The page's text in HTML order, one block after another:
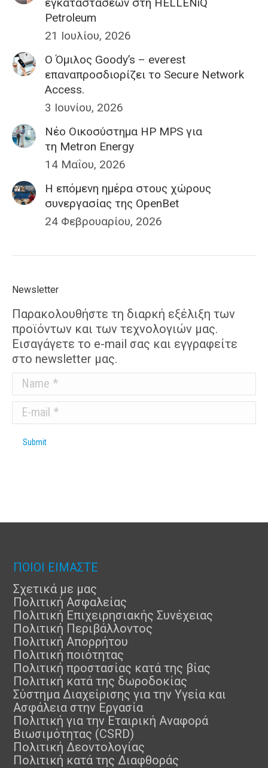
Petroleum
21 Ιουλίου, 2026
Ο Όμιλος Goody’s – everest
επαναπροσδιορίζει το Secure Network
Access.
3 Ιουνίου, 2026
Nέο Οικοσύστημα HP MPS για
τη Metron Energy
14 Μαΐου, 2026
H επόμενη ημέρα στους χώρους
συνεργασίας της OpenBet
24 Φεβρουαρίου, 2026
Newsletter
Παρακολουθήστε τη διαρκή εξέλιξη των
προϊόντων και των τεχνολογιών μας.
Εισαγάγετε το e-mail σας και εγγραφείτε
στο newsletter μας.
Name *
E-mail *
Submit
ΠΟΙΟΙ ΕΙΜΑΣΤΕ
Σχετικά με μας
Πολιτική Ασφαλείας
Πολιτική Επιχειρησιακής Συνέχειας
Πολιτική Περιβάλλοντος
Πολιτική Απορρήτου
Πολιτική ποιότητας
Πολιτική προστασίας κατά της βίας
Πολιτική κατά της δωροδοκίας
Σύστημα Διαχείρισης για την Υγεία και
Ασφάλεια στην Εργασία
Πολιτική για την Εταιρική Αναφορά
Βιωσιμότητας (CSRD)
Πολιτική Δεοντολογίας
Πολιτική κατά της Διαφθοράς